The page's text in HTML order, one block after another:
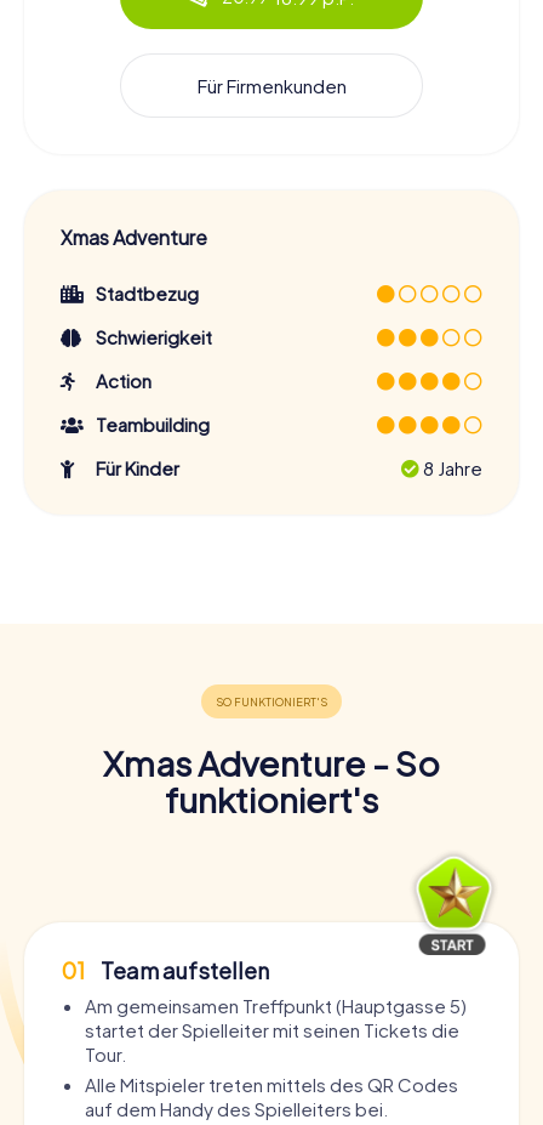
Für Firmenkunden
Xmas Adventure
Stadtbezug
Schwierigkeit
Action
Teambuilding
Für Kinder
8 Jahre
Xmas Adventure - So
funktioniert's
01 Team aufstellen
Am gemeinsamen Treffpunkt (Hauptgasse 5)
startet der Spielleiter mit seinen Tickets die
Tour.
Alle Mitspieler treten mittels des QR Codes
auf dem Handy des Spielleiters bei.